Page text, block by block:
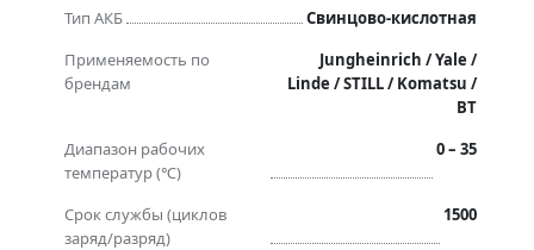
Тип АКБ
Свинцово-кислотная
Применяемость по
брендам
Jungheinrich / Yale /
Linde / STILL / Komatsu /
BT
Диапазон рабочих
температур (℃)
0 – 35
Срок службы (циклов
заряд/разряд)
1500